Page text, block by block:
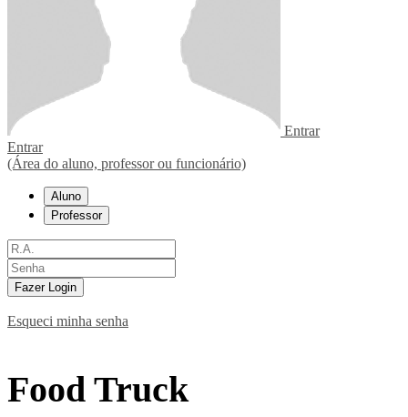
Entrar
Entrar
(Área do aluno, professor ou funcionário)
Aluno
Professor
Fazer Login
Esqueci minha senha
Food Truck